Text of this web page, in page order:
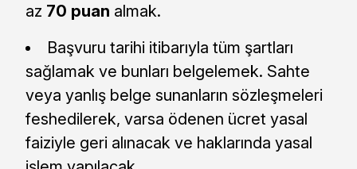
az 70 puan almak.
Başvuru tarihi itibarıyla tüm şartları
sağlamak ve bunları belgelemek. Sahte
veya yanlış belge sunanların sözleşmeleri
feshedilerek, varsa ödenen ücret yasal
faiziyle geri alınacak ve haklarında yasal